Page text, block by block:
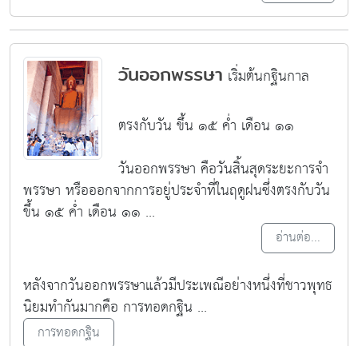
วันออกพรรษา เริ่มต้นกฐินกาล
ตรงกับวัน ขึ้น ๑๕ ค่ำ เดือน ๑๑
วันออกพรรษา คือวันสิ้นสุดระยะการจำ
พรรษา หรือออกจากการอยู่ประจำที่ในฤดูฝนซึ่งตรงกับวัน
ขึ้น ๑๕ ค่ำ เดือน ๑๑ ...
อ่านต่อ...
หลังจากวันออกพรรษาแล้วมีประเพณีอย่างหนึ่งที่ชาวพุทธ
นิยมทำกันมากคือ การทอดกฐิน ...
การทอดกฐิน